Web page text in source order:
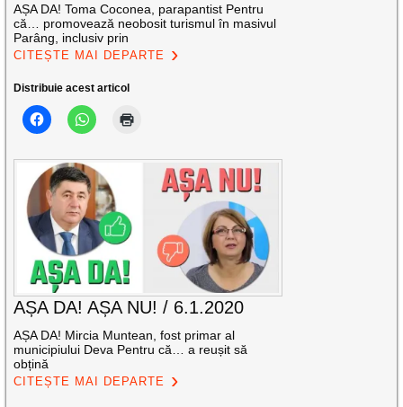
AȘA DA! Toma Coconea, parapantist Pentru
că… promovează neobosit turismul în masivul
Parâng, inclusiv prin
CITEȘTE MAI DEPARTE
Distribuie acest articol
AȘA DA! AȘA NU! / 6.1.2020
AȘA DA! Mircia Muntean, fost primar al
municipiului Deva Pentru că… a reușit să
obțină
CITEȘTE MAI DEPARTE